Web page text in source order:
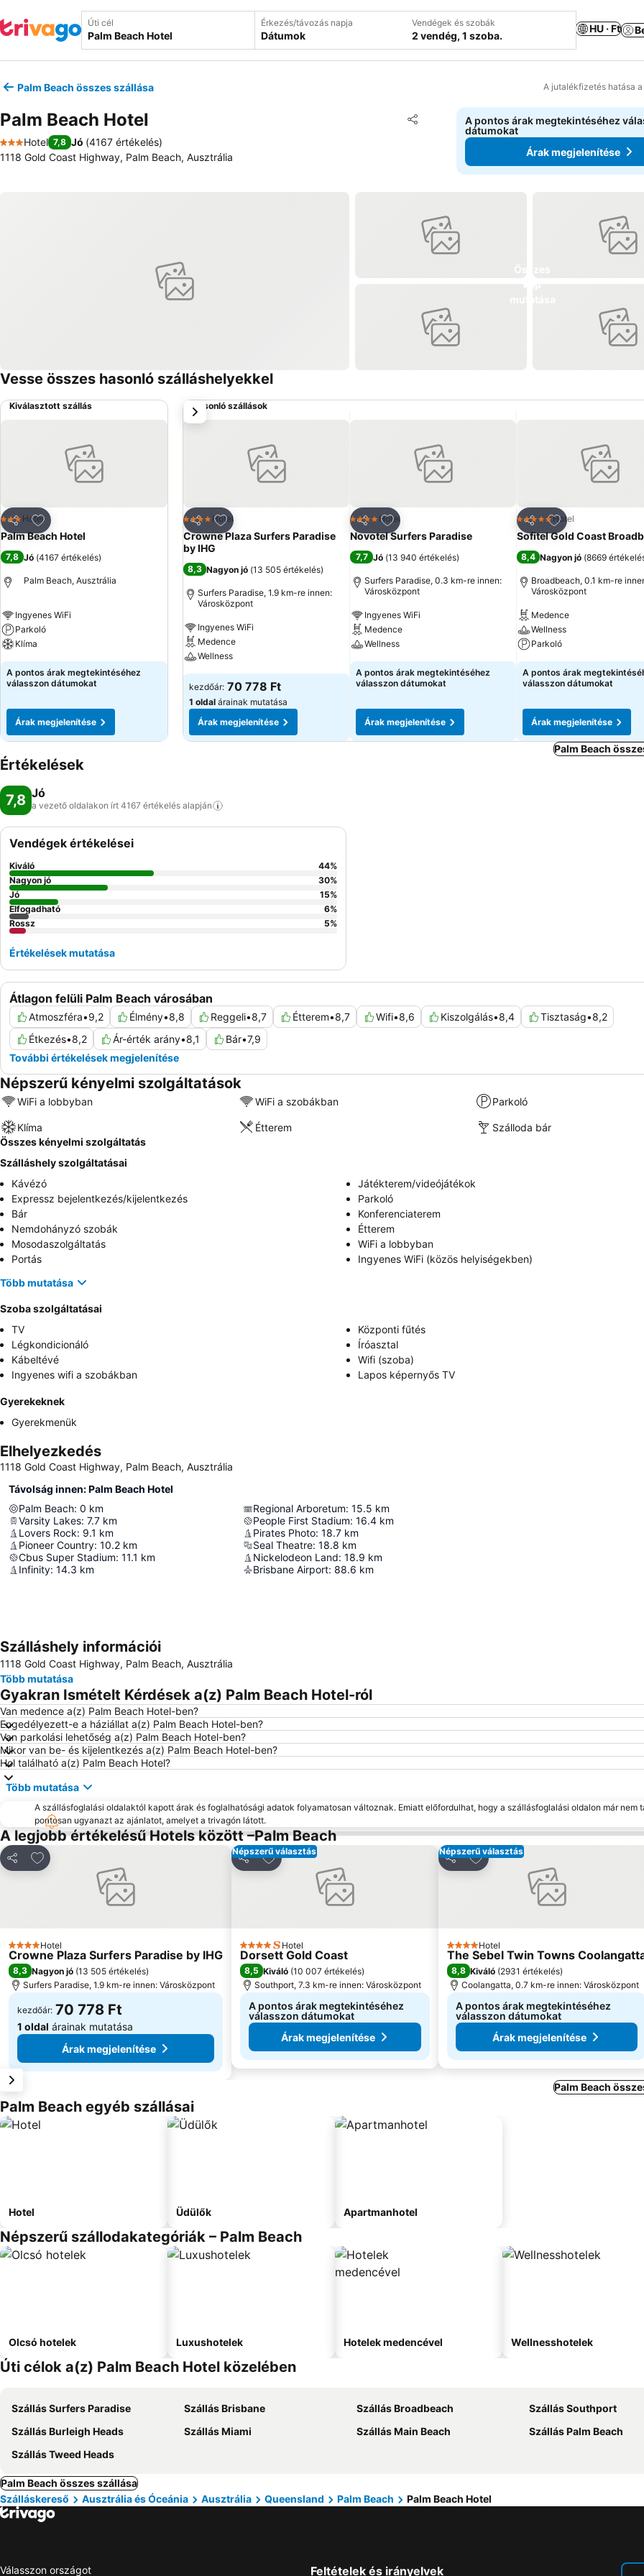
Úti cél Érkezés/távozás napja
Dátumok
Vendégek és szobák
2 vendég, 1 szoba.
HU · Ft
Palm Beach összes szállása A jutalékfizetés hatása
Palm Beach Hotel Megosztás
Hozzáadás a kedvencekhez
3 Kategória
Hotel 7,8 Jó (4167 értékelés)
1118 Gold Coast Highway, Palm Beach, Ausztrália
A pontos árak megtekintéséhez
dátumokat
Árak megjelenítése
Vesse összes hasonló szálláshelyekkel
Kiválasztott szállás
Megosztás
Hozzáadás a kedvencekhez
3 Kategória
Hotel
Palm Beach Hotel
7,8 Jó (4167 értékelés)
Palm Beach, Ausztrália
Ingyenes WiFi
Parkoló
Klíma
A pontos árak megtekintéséhez
válasszon dátumokat
Árak megjelenítése
Hasonló szállások
Megosztás
Hozzáadás a kedvencekhez
4 Kategória
Hotel
Crowne Plaza Surfers Paradise
by IHG
8,3 Nagyon jó (13 505 értékelés)
Surfers Paradise, 1.9 km-re innen:
Városközpont
Ingyenes WiFi
Medence
Wellness
kezdőár: 70 778 Ft
1 oldal árainak mutatása
Árak megjelenítése
Megosztás
Hozzáadás a kedvencekhez
4 Kategória
Hotel
Novotel Surfers Paradise
7,7 Jó (13 940 értékelés)
Surfers Paradise, 0.3 km-re innen:
Városközpont
Ingyenes WiFi
Medence
Wellness
A pontos árak megtekintéséhez
válasszon dátumokat
Árak megjelenítése
Megosztás
Hozzáadás a
5 KategóriaHotel
Sofitel Gold Coast
8,4 Nagyon jó (8669
Broadbeach, 0.1 km-re
Városközpont
Medence
Wellness
Parkoló
A pontos árak
válasszon dátumokat
Árak megjelenítése
következő
Palm Beach
Értékelések
7,8 Jó
a vezető oldalakon írt 4167 értékelés alapján
Átlagon felüli Palm Beach városában
Atmoszféra•9,2 Élmény•8,8 Reggeli•8,7 Étterem•8,7 Wifi•8,6 Kiszolgálás•8,4 Tisztaság•8,2
Étkezés•8,2 Ár-érték arány•8,1 Bár•7,9
További értékelések megjelenítése
Vendégek értékelései
Kiváló 44%
Nagyon jó
30%
Jó
15%
Elfogadható
6%
Rossz
5%
Értékelések mutatása
Népszerű kényelmi szolgáltatások
WiFi a lobbyban WiFi a szobákban Parkoló
Klíma Étterem
Szálloda bár
Összes kényelmi szolgáltatás
Szálláshely szolgáltatásai
Kávézó
Játékterem/videójátékok
Expressz bejelentkezés/kijelentkezés
Parkoló
Bár
Konferenciaterem
Nemdohányzó szobák
Étterem
Mosodaszolgáltatás
WiFi a lobbyban
Portás
Ingyenes WiFi (közös helyiségekben)
Több mutatása
Szoba szolgáltatásai
TV
Központi fűtés
Légkondicionáló
Íróasztal
Kábeltévé
Wifi (szoba)
Ingyenes wifi a szobákban
Lapos képernyős TV
Gyerekeknek
Gyerekmenük
Elhelyezkedés
1118 Gold Coast Highway, Palm Beach, Ausztrália
Távolság innen: Palm Beach Hotel
Palm Beach: 0 km
Varsity Lakes: 7.7 km
Lovers Rock: 9.1 km
Pioneer Country: 10.2 km
Cbus Super Stadium: 11.1 km
Infinity: 14.3 km
Regional Arboretum: 15.5 km
People First Stadium: 16.4 km
Pirates Photo: 18.7 km
Seal Theatre: 18.8 km
Nickelodeon Land: 18.9 km
Brisbane Airport: 88.6 km
Szálláshely információi
1118 Gold Coast Highway, Palm Beach, Ausztrália
Több mutatása
Gyakran Ismételt Kérdések a(z) Palm Beach Hotel-ról
Van medence a(z) Palm Beach Hotel-ben?
Engedélyezett-e a háziállat a(z) Palm Beach Hotel-ben?
Van parkolási lehetőség a(z) Palm Beach Hotel-ben?
Mikor van be- és kijelentkezés a(z) Palm Beach Hotel-ben?
Hol található a(z) Palm Beach Hotel?
Több mutatása
A szállásfoglalási oldalaktól kapott árak és foglalhatósági adatok folyamatosan változnak. Emiatt előfordulhat, hogy a szállásfoglalási oldalon már nem
pontosan ugyanazt az ajánlatot, amelyet a trivagón látott.
A legjobb értékelésű Hotels között –Palm Beach
Megosztás
Hozzáadás a kedvencekhez
4 Kategória
Hotel
Crowne Plaza Surfers Paradise by IHG
8,3 Nagyon jó (13 505 értékelés)
Surfers Paradise, 1.9 km-re innen: Városközpont
kezdőár: 70 778 Ft
1 oldal árainak mutatása
Árak megjelenítése
Népszerű választás
Megosztás
Hozzáadás a kedvencekhez
4 KategóriaHotel
Dorsett Gold Coast
8,5 Kiváló (10 007 értékelés)
Southport, 7.3 km-re innen: Városközpont
A pontos árak megtekintéséhez
válasszon dátumokat
Árak megjelenítése
Népszerű választás
Megosztás
Hozzáadás a kedvencekhez
4 Kategória
Hotel
The Sebel Twin Towns
8,8 Kiváló (2931 értékelés)
Coolangatta, 0.7 km-re innen: Városközpont
A pontos árak megtekintéséhez
válasszon dátumokat
Árak megjelenítése
Palm Beach
Palm Beach egyéb szállásai
Hotel Üdülők Apartmanhotel
Népszerű szállodakategóriák – Palm Beach
Olcsó hotelek Luxushotelek Hotelek medencével Wellnesshotelek
Úti célok a(z) Palm Beach Hotel közelében
Szállás Surfers Paradise Szállás Brisbane Szállás Broadbeach
Szállás Southport
Szállás Burleigh Heads
Szállás Miami Szállás Main Beach
Szállás Palm Beach
Szállás Tweed Heads
Palm Beach összes szállása
Szálláskereső
Ausztrália és Óceánia Ausztrália Queensland Palm Beach Palm Beach Hotel
Válasszon országot Feltételek és irányelvek